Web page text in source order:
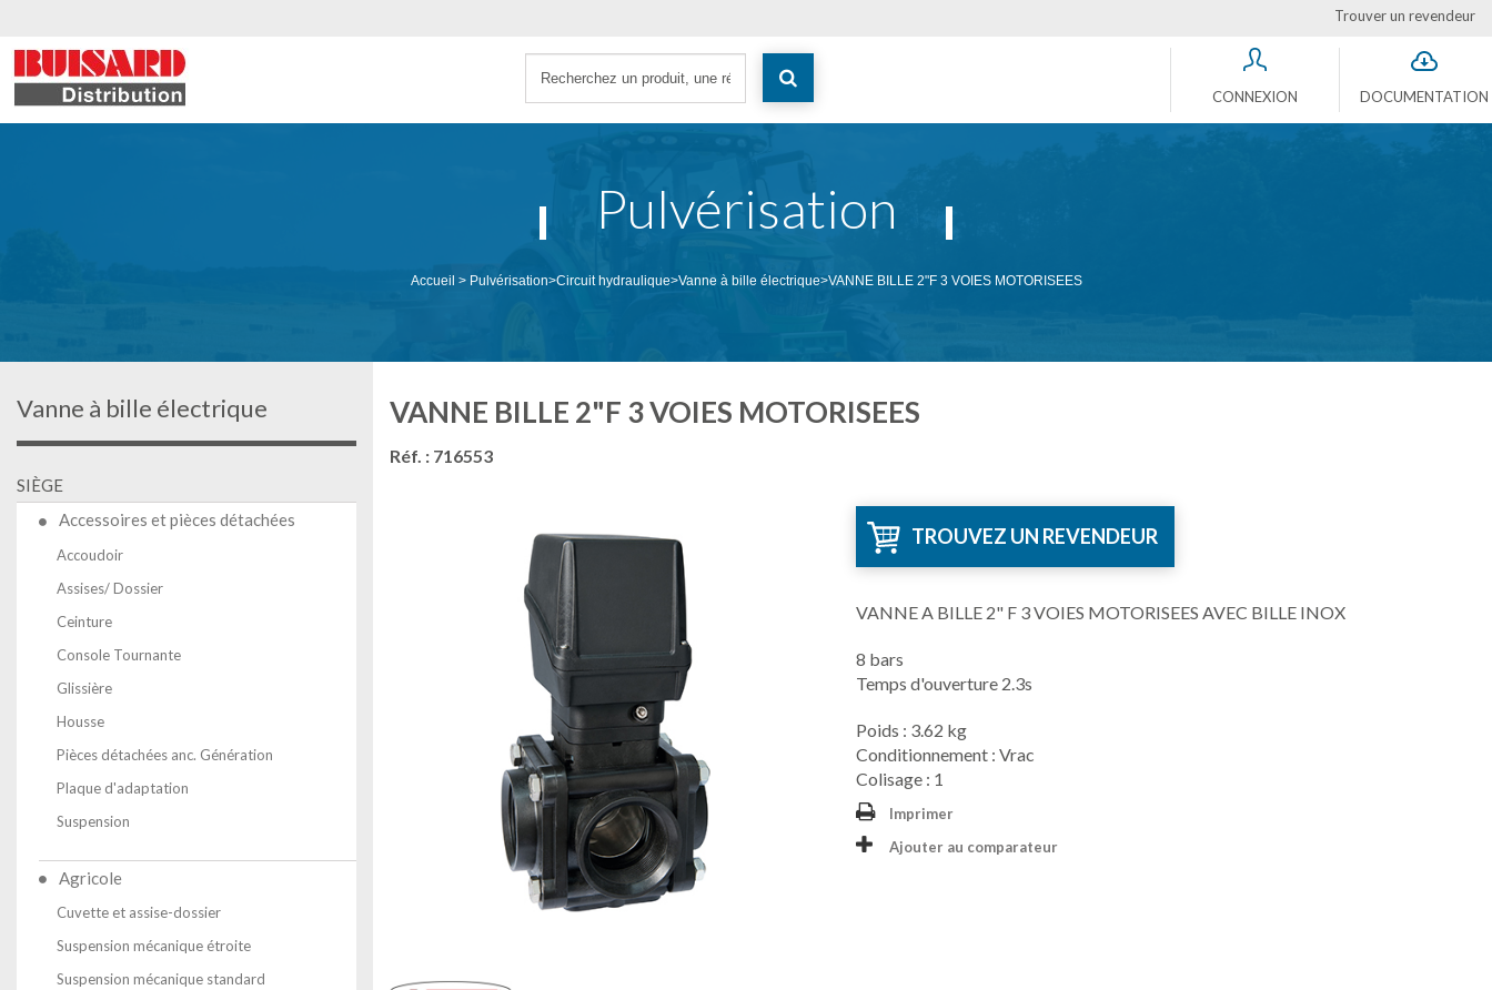
Trouver un revendeur
CONNEXION DOCUMENTATION
Pulvérisation
Accueil > Pulvérisation>Circuit hydraulique>Vanne à bille électrique>VANNE BILLE 2"F 3 VOIES MOTORISEES
Vanne à bille électrique
SIÈGE
Accessoires et pièces détachées
Accoudoir
Assises/ Dossier
Ceinture
Console Tournante
Glissière
Housse
Pièces détachées anc. Génération
Plaque d'adaptation
Suspension
Agricole
Cuvette et assise-dossier
Suspension mécanique étroite
Suspension mécanique standard
VANNE BILLE 2"F 3 VOIES MOTORISEES
Réf. : 716553
TROUVEZ UN REVENDEUR
VANNE A BILLE 2" F 3 VOIES MOTORISEES AVEC BILLE INOX
8 bars
Temps d'ouverture 2.3s
Poids : 3.62 kg
Conditionnement : Vrac
Colisage : 1
Imprimer
Ajouter au comparateur